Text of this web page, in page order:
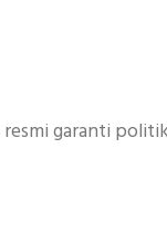
garanti